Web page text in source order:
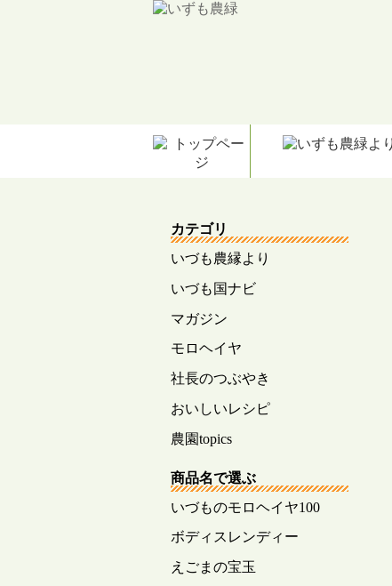
カテゴリ
いづも農縁より
いづも国ナビ
マガジン
モロヘイヤ
社長のつぶやき
おいしいレシピ
農園topics
商品名で選ぶ
いづものモロヘイヤ100
ボディスレンディー
えごまの宝玉